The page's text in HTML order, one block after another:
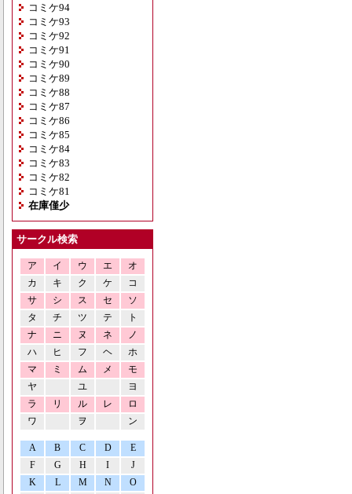
コミケ94
コミケ93
コミケ92
コミケ91
コミケ90
コミケ89
コミケ88
コミケ87
コミケ86
コミケ85
コミケ84
コミケ83
コミケ82
コミケ81
在庫僅少
サークル検索
ア イ ウ エ
オ
カ
キ ク ケ
コ
サ
シ ス セ
ソ
タ
チ ツ テ
ト
ナ
ニ ヌ ネ
ノ
ハ
ヒ フ ヘ
ホ
マ
ミ ム メ
モ
ヤ
ユ
ヨ
ラ
リ ル レ
ロ
ワ
ヲ ン
A B C D
E
F
G H I
J
K
L M N O